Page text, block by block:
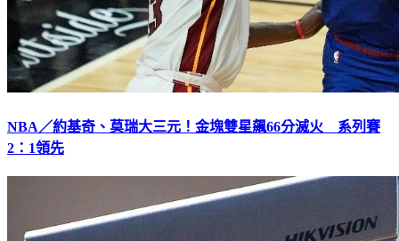
NBA／約基奇、莫瑞大三元！金塊雙星飆66分滅火 系列賽
2：1領先